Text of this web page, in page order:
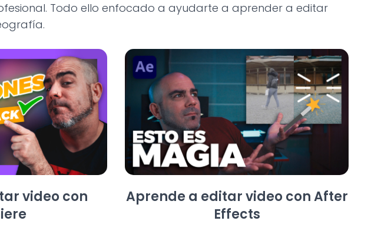
Todo ello enfocado a ayudarte a aprender a editar
video con
Aprende a editar video con After
Effects